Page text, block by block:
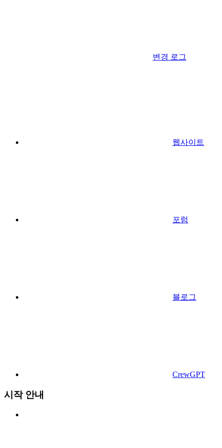
변경 로그
웹사이트
포럼
블로그
CrewGPT
시작 안내